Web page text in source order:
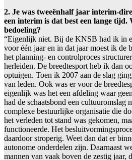
2. Je was tweeënhalf jaar interim-
een interim is dat best een lange
bedoeling?
“Eigenlijk niet. Bij de KNSB had ik in
voor één jaar en in dat jaar moest ik de
het planning- en controlproces
herleiden. De breedtesport heb ik dan
optuigen. Toen ik 2007 aan de slag
van leden. Ook was er voor de
eigenlijk was het een afdeling waar
had de schaatsbond een
complexe bestuurlijke organisatie die
het verleden tot stand was gekomen,
functioneerde. Het
daardoor stroperig. Weet dan dat er
autonome onderdelen zijn. Daarnaast
mannen van vaak boven de zestig jaar,